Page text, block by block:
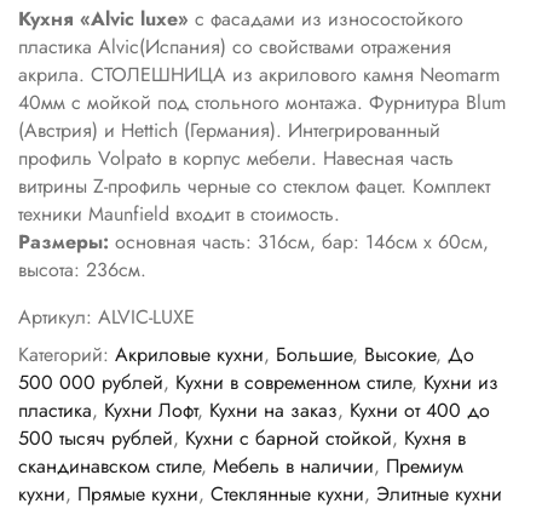
Кухня «Alvic luxe» с фасадами из износостойкого
пластика Alvic(Испания) со свойствами отражения
акрила. СТОЛЕШНИЦА из акрилового камня Neomarm
40мм с мойкой под стольного монтажа. Фурнитура Blum
(Австрия) и Hettich (Германия). Интегрированный
профиль Volpato в корпус мебели. Навесная часть
витрины Z-профиль черные со стеклом фацет. Комплект
техники Maunfield входит в стоимость.
Размеры: основная часть: 316см, бар: 146см х 60см,
высота: 236см.
Артикул: ALVIC-LUXE
Категорий: Акриловые кухни, Большие, Высокие, До
500 000 рублей, Кухни в современном стиле, Кухни из
пластика, Кухни Лофт, Кухни на заказ, Кухни от 400 до
500 тысяч рублей, Кухни с барной стойкой, Кухня в
скандинавском стиле, Мебель в наличии, Премиум
кухни, Прямые кухни, Стеклянные кухни, Элитные кухни